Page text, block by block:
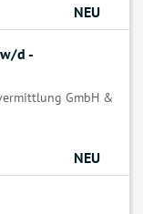
NEU
d -
GmbH &
NEU